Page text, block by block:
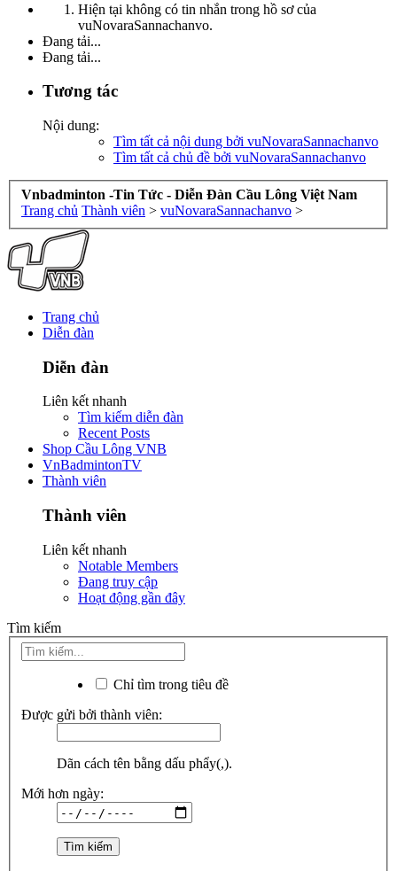
Hiện tại không có tin nhắn trong hồ sơ của
vuNovaraSannachanvo.
Đang tải...
Đang tải...
Tương tác
Nội dung:
Tìm tất cả nội dung bởi vuNovaraSannachanvo
Tìm tất cả chủ đề bởi vuNovaraSannachanvo
Vnbadminton -Tin Tức - Diễn Đàn Cầu Lông Việt Nam
Trang chủ Thành viên > vuNovaraSannachanvo >
Trang chủ
Diễn đàn
Diễn đàn
Liên kết nhanh
Tìm kiếm diễn đàn
Recent Posts
Shop Cầu Lông VNB
VnBadmintonTV
Thành viên
Thành viên
Liên kết nhanh
Notable Members
Đang truy cập
Hoạt động gần đây
Tìm kiếm
Chỉ tìm trong tiêu đề
Được gửi bởi thành viên:
Dãn cách tên bằng dấu phẩy(,).
Mới hơn ngày: